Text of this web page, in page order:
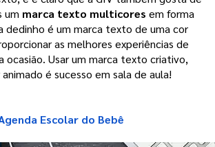
um marca texto multicores em forma
dedinho é um marca texto de uma cor
as melhores experiências de
ocasião. Usar um marca texto criativo,
é sucesso em sala de aula!
Escolar do Bebê